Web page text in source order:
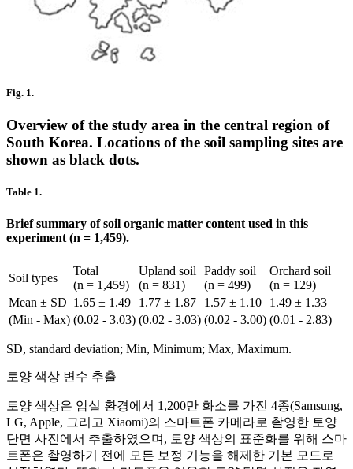
Fig. 1.
Overview of the study area in the central region of
South Korea. Locations of the soil sampling sites are
shown as black dots.
Table 1.
Brief summary of soil organic matter content used in this
experiment (n = 1,459).
Soil types
Total
(n = 1,459)
Upland soil
(n = 831)
Paddy soil
(n = 499)
Orchard soil
(n = 129)
Mean ± SD 1.65 ± 1.49 1.77 ± 1.87 1.57 ± 1.10
1.49 ± 1.33
(Min - Max) (0.02 - 3.03) (0.02 - 3.03) (0.02 - 3.00) (0.01 - 2.83)
SD, standard deviation; Min, Minimum; Max, Maximum.
토양 색상 변수 추출
토양 색상은 암실 환경에서 1,200만 화소를 가진 4종(Samsung,
LG, Apple, 그리고 Xiaomi)의 스마트폰 카메라로 촬영한 토양
단면 사진에서 추출하였으며, 토양 색상의 표준화를 위해 스마
트폰은 촬영하기 전에 모든 보정 기능을 해제한 기본 모드로